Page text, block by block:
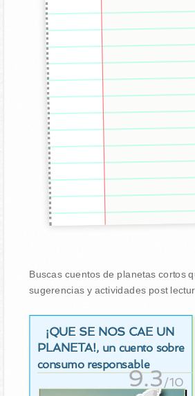
Buscas cuentos de planetas cortos
sugerencias y actividades post
¡QUE SE NOS CAE UN
PLANETA!, un cuento sobre
consumo responsable
9.3/10